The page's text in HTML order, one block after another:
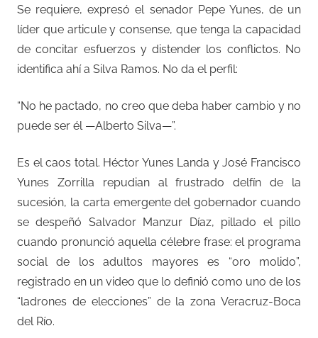
Se requiere, expresó el senador Pepe Yunes, de un
líder que articule y consense, que tenga la capacidad
de concitar esfuerzos y distender los conflictos. No
identifica ahí a Silva Ramos. No da el perfil:
“No he pactado, no creo que deba haber cambio y no
puede ser él —Alberto Silva—”.
Es el caos total. Héctor Yunes Landa y José Francisco
Yunes Zorrilla repudian al frustrado delfín de la
sucesión, la carta emergente del gobernador cuando
se despeñó Salvador Manzur Díaz, pillado el pillo
cuando pronunció aquella célebre frase: el programa
social de los adultos mayores es “oro molido”,
registrado en un video que lo definió como uno de los
“ladrones de elecciones” de la zona Veracruz-Boca
del Río.